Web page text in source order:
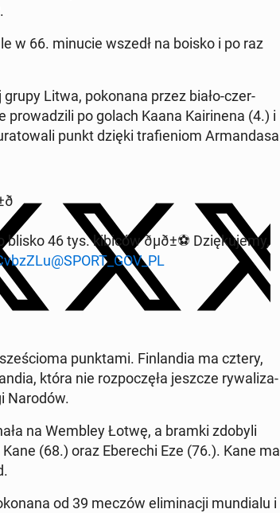
w 66. minucie wszedł na boisko i po raz
Litwa, poko­nana przez biało-cz­er­
prowadzili po golach Kaana Kairi­ne­na (4.) i
punkt dzięki trafieniom Ar­man­dasa
46 tys. kibiców ðµð±⚽️ Dz­ięku­je­my,
@SPORT_GOV_PL
punk­ta­mi. Fin­lan­dia ma cztery,
która nie rozpoczęła jeszcze ry­wal­iza­
Narodów.
na Wembley Łotwę, a bramki zdobyli
(68.) oraz Eberechi Eze (76.). Kane ma
od 39 meczów elim­i­nacji mundi­alu i